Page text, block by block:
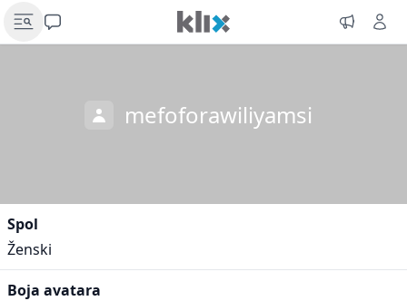
mefoforawiliyamsi
Spol
Ženski
Boja avatara